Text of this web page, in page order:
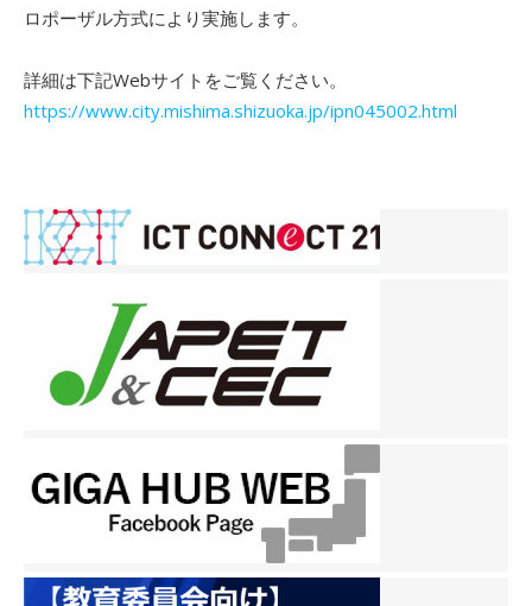
ロポーザル方式により実施します。
詳細は下記Webサイトをご覧ください。
https://www.city.mishima.shizuoka.jp/ipn045002.html